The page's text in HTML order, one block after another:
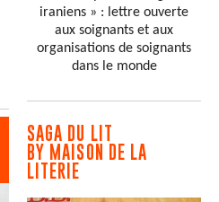
iraniens » : lettre ouverte
aux soignants et aux
organisations de soignants
dans le monde
SAGA DU LIT
BY MAISON DE LA
LITERIE